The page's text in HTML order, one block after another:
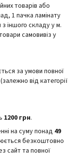
товарів або
1 пачка ламінату
іншого складу у м.
самовивіз у
за умови повної
від категорії
1200 грн.
на суму понад 49
безкоштовно
сайт та повної